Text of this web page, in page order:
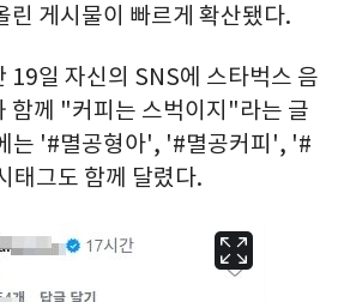
린 게시물이 빠르게 확산됐다.
19일 자신의 SNS에 스타벅스 음
함께 "커피는 스벅이지"라는 글
는 '#멸공형아', '#멸공커피', '#
태그도 함께 달렸다.